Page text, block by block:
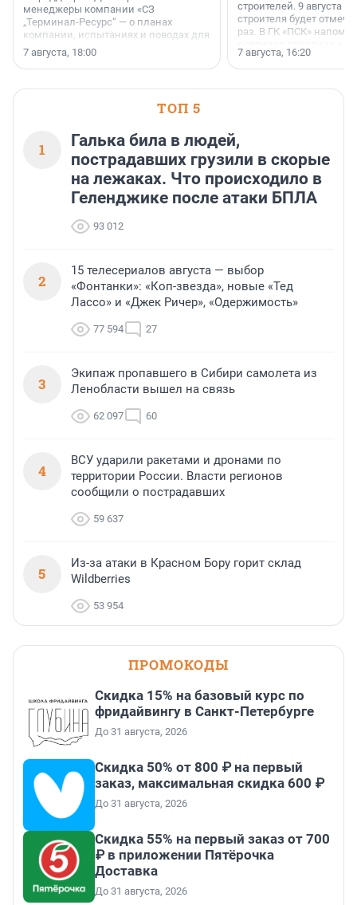
менеджеры компании «СЗ
„Терминал-Ресурс“ — о планах
компании, испытаниях и поводах для
осторожного оптимизма.
7 августа, 18:00
строителей. 9 августа
строителя будет
раз. В ГК «ПСК»
поменялась роль
7 августа, 16:20
ТОП 5
1
Галька била в людей,
пострадавших грузили в скорые
на лежаках. Что происходило в
Геленджике после атаки БПЛА
93 012
2
15 телесериалов августа — выбор
«Фонтанки»: «Коп-звезда», новые «Тед
Лассо» и «Джек Ричер», «Одержимость»
77 594 27
3
Экипаж пропавшего в Сибири самолета из
Ленобласти вышел на связь
62 097 60
4
ВСУ ударили ракетами и дронами по
территории России. Власти регионов
сообщили о пострадавших
59 637
5
Из-за атаки в Красном Бору горит склад
Wildberries
53 954
ПРОМОКОДЫ
Скидка 15% на базовый курс по
фридайвингу в Санкт-Петербурге
До 31 августа, 2026
Скидка 50% от 800 ₽ на первый
заказ, максимальная скидка 600 ₽
До 31 августа, 2026
Скидка 55% на первый заказ от 700
₽ в приложении Пятёрочка
Доставка
До 31 августа, 2026